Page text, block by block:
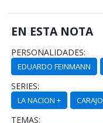
EN ESTA NOTA
PERSONALIDADES:
EDUARDO FEINMANN
SERIES:
LA NACION + CARAJO
TEMAS: